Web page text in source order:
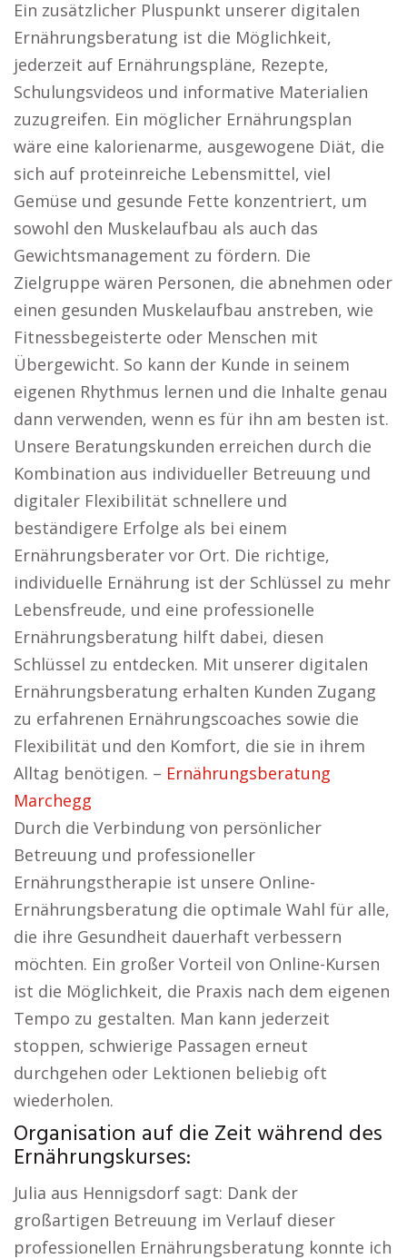
Ein zusätzlicher Pluspunkt unserer digitalen
Ernährungsberatung ist die Möglichkeit,
jederzeit auf Ernährungspläne, Rezepte,
Schulungsvideos und informative Materialien
zuzugreifen. Ein möglicher Ernährungsplan
wäre eine kalorienarme, ausgewogene Diät, die
sich auf proteinreiche Lebensmittel, viel
Gemüse und gesunde Fette konzentriert, um
sowohl den Muskelaufbau als auch das
Gewichtsmanagement zu fördern. Die
Zielgruppe wären Personen, die abnehmen oder
einen gesunden Muskelaufbau anstreben, wie
Fitnessbegeisterte oder Menschen mit
Übergewicht. So kann der Kunde in seinem
eigenen Rhythmus lernen und die Inhalte genau
dann verwenden, wenn es für ihn am besten ist.
Unsere Beratungskunden erreichen durch die
Kombination aus individueller Betreuung und
digitaler Flexibilität schnellere und
beständigere Erfolge als bei einem
Ernährungsberater vor Ort. Die richtige,
individuelle Ernährung ist der Schlüssel zu mehr
Lebensfreude, und eine professionelle
Ernährungsberatung hilft dabei, diesen
Schlüssel zu entdecken. Mit unserer digitalen
Ernährungsberatung erhalten Kunden Zugang
zu erfahrenen Ernährungscoaches sowie die
Flexibilität und den Komfort, die sie in ihrem
Alltag benötigen. – Ernährungsberatung
Marchegg
Durch die Verbindung von persönlicher
Betreuung und professioneller
Ernährungstherapie ist unsere Online-
Ernährungsberatung die optimale Wahl für alle,
die ihre Gesundheit dauerhaft verbessern
möchten. Ein großer Vorteil von Online-Kursen
ist die Möglichkeit, die Praxis nach dem eigenen
Tempo zu gestalten. Man kann jederzeit
stoppen, schwierige Passagen erneut
durchgehen oder Lektionen beliebig oft
wiederholen.
Organisation auf die Zeit während des
Ernährungskurses:
Julia aus Hennigsdorf sagt: Dank der
großartigen Betreuung im Verlauf dieser
professionellen Ernährungsberatung konnte ich